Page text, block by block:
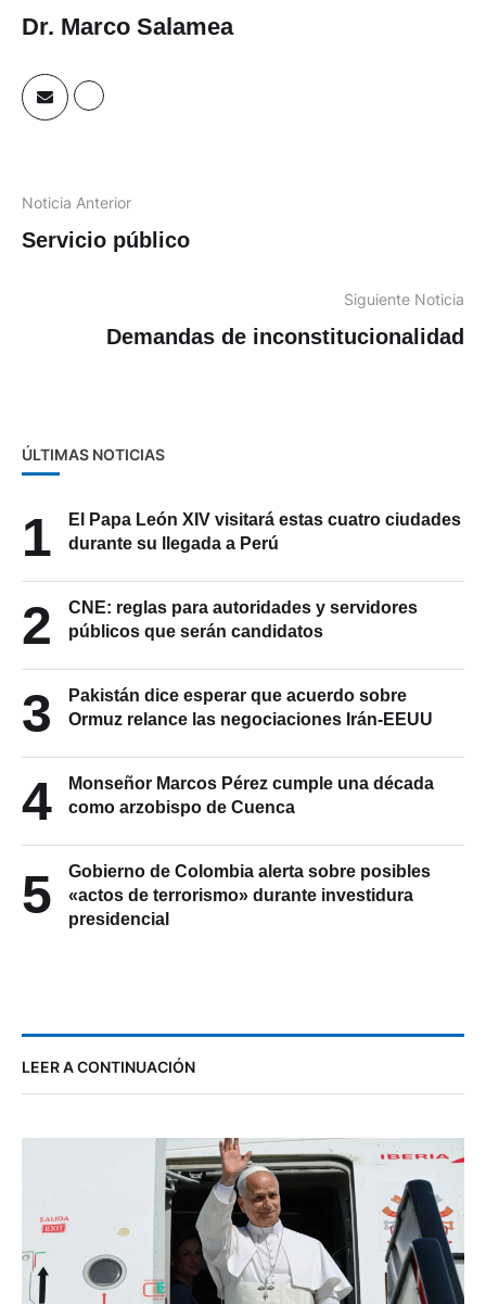
Dr. Marco Salamea
Noticia Anterior
Servicio público
Siguiente Noticia
Demandas de inconstitucionalidad
ÚLTIMAS NOTICIAS
1
El Papa León XIV visitará estas cuatro ciudades
durante su llegada a Perú
2
CNE: reglas para autoridades y servidores
públicos que serán candidatos
3
Pakistán dice esperar que acuerdo sobre
Ormuz relance las negociaciones Irán-EEUU
4
Monseñor Marcos Pérez cumple una década
como arzobispo de Cuenca
5
Gobierno de Colombia alerta sobre posibles
«actos de terrorismo» durante investidura
presidencial
LEER A CONTINUACIÓN